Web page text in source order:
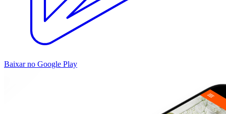
Baixar no Google Play